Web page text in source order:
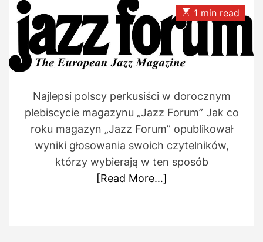
h
o
r
a
e
E
s
t
i
m
a
t
r
a
d
t
i
m
e
1 min read
Najlepsi polscy perkusiści w dorocznym
plebiscycie magazynu „Jazz Forum” Jak co
roku magazyn „Jazz Forum” opublikował
wyniki głosowania swoich czytelników,
którzy wybierają w ten sposób
[Read More…]